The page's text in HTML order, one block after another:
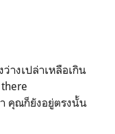
งเปล่าเหลือเกิน
คุณก็ยังอยู่ตรงนั้น